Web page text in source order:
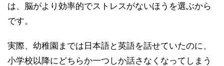
は、脳がより効率的でストレスがないほうを選ぶから
です。
実際、幼稚園までは日本語と英語を話せていたのに、
小学校以降にどちらか一つしか話さなくなってしまう